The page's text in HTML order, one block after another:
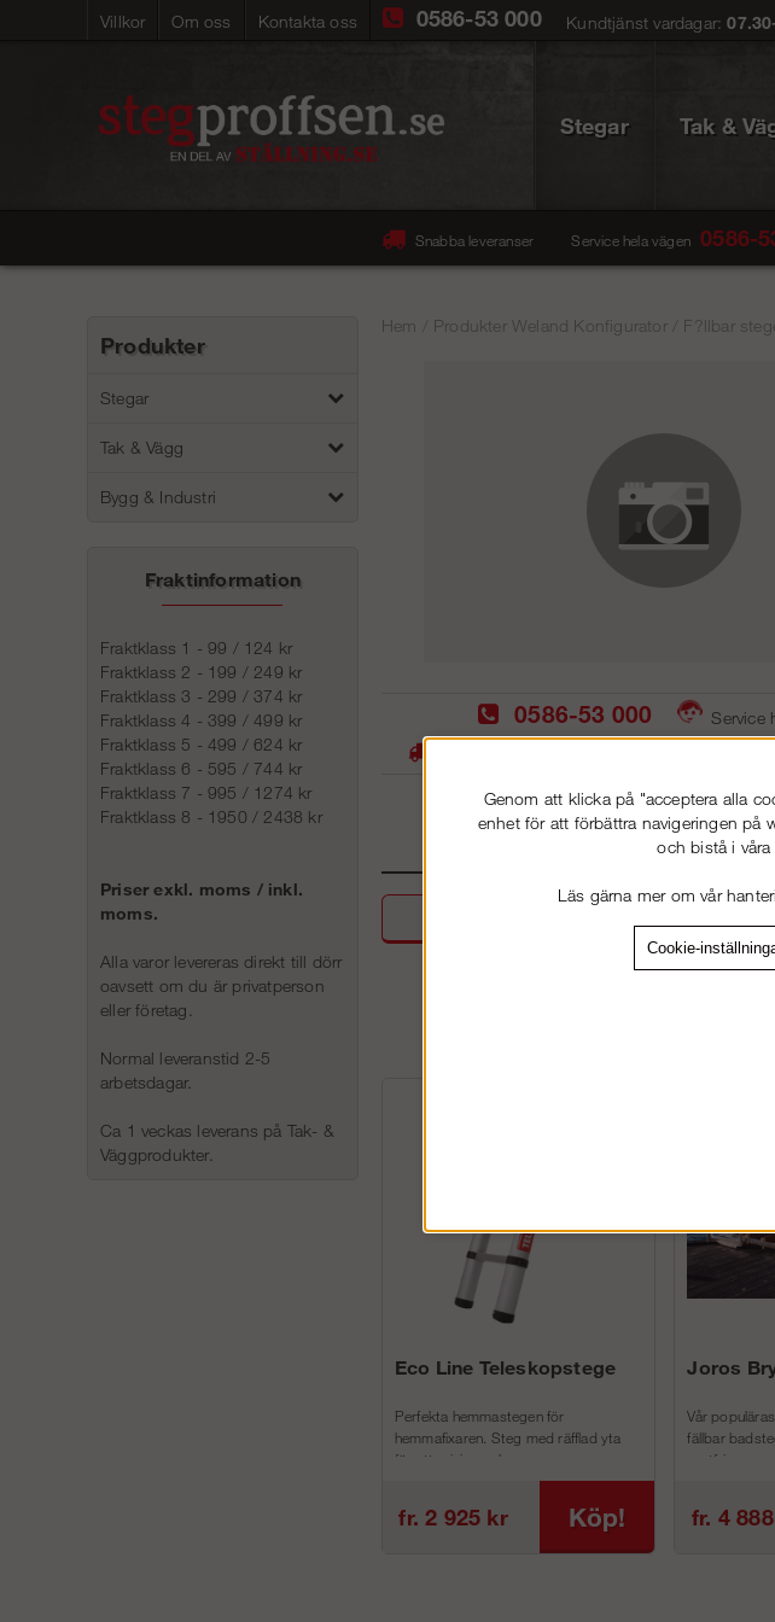
Villkor Om oss Kontakta oss 0586-53 000 Kundtjänst vardagar:
Stegar Tak &
Snabba leveranser Service hela vägen 0586-
Produkter
Stegar
Tak & Vägg
Bygg & Industri
Fraktinformation
Fraktklass 1 - 99 / 124 kr
Fraktklass 2 - 199 / 249 kr
Fraktklass 3 - 299 / 374 kr
Fraktklass 4 - 399 / 499 kr
Fraktklass 5 - 499 / 624 kr
Fraktklass 6 - 595 / 744 kr
Fraktklass 7 - 995 / 1274 kr
Fraktklass 8 - 1950 / 2438 kr
Priser exkl. moms / inkl.
moms.
Alla varor levereras direkt till dörr
oavsett om du är privatperson
eller företag.
Normal leveranstid 2-5
arbetsdagar.
Ca 1 veckas leverans på Tak- &
Väggprodukter.
Hem Produkter Weland Konfigurator/ F?llbar
0586-53 000
Service
Eco Line Teleskopstege
Perfekta hemmastegen för
hemmafixaren. Steg med räfflad yta
för att minimera h...
fr. 2 925 kr Köp!
Joros
Vår
fällbar
rostfri...
fr. 4
Genom att klicka på "acceptera alla
enhet för att förbättra navigeringen på
och bistå i
Läs gärna mer om vår
Cookie-
VÄLKOMMEN TILL